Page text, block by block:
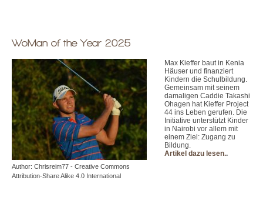
WoMan of the Year 2025
Author: Chrisreim77 - Creative Commons
Attribution-Share Alike 4.0 International
Max Kieffer baut in Kenia
Häuser und finanziert
Kindern die Schulbildung.
Gemeinsam mit seinem
damaligen Caddie Takashi
Ohagen hat Kieffer Project
44 ins Leben gerufen. Die
Initiative unterstützt Kinder
in Nairobi vor allem mit
einem Ziel: Zugang zu
Bildung.
Artikel dazu lesen..